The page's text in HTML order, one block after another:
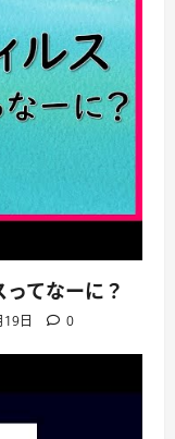
てなーに？
日 0